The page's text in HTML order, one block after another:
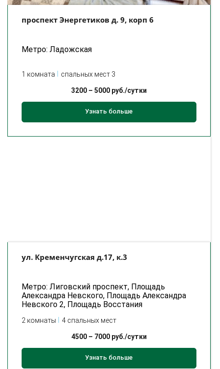
проспект Энергетиков д. 9, корп 6
Метро: Ладожская
1 комната спальных мест 3
3200– 5000руб./сутки
Узнать больше
ул. Кременчугская д.17, к.3
Метро: Лиговский проспект, Площадь
Александра Невского, Площадь Александра
Невского 2, Площадь Восстания
2 комнаты 4 спальных мест
4500– 7000руб./сутки
Узнать больше